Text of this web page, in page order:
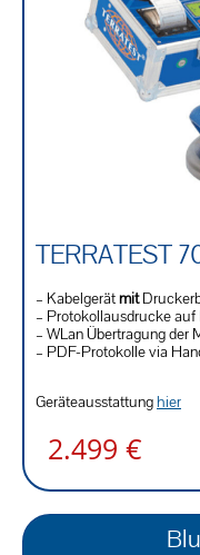
TERRATEST
– Kabelgerätmit
– Protokollausdrucke auf
– WLan Übertragung der
– PDF-Protokolle via
Geräteausstattunghier
2.499 €